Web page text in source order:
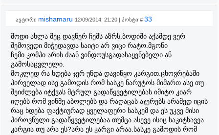
ავტორი mishamaru 12/09/2014, 21:20 | პოსტი # 33
მოდი ახლა მეც დავწერ ჩემს აზრს.ბოდიში აქამდე ვერ
შემოვედი მიჭედავდა საიტი არ ვიცი რატო.მგონი
ჩემი კომპი არის ძაან ვინდოუსგადასაყენებელი ან
გამოსაცვლელი.
მოკლედ რა ხდება ჯერ უნდა დავიწყო კარგით.ცხოვრებაში
პირველად ისე გამოდის რომ სასკე ნარუტოს მიმართ ასე თუ
შეიძლება იტქვას მტრულ გადაწყვეტილებას იმიტო კიარ
იღებს რომ ვინმე აბოლებს და რაღაცას აჯერებს არამედ იცის
რაც ხდება ფაქტიურად ყველაფერი სასკემ და ეს უკვე მისი
პიროვნული გადაწყვეტილებაა თუმცა ასევე ისიც საკიტხავეა
კარგია თუ არა ეს?არა ეს კარგი არაა.სასკე გამოდის რომ